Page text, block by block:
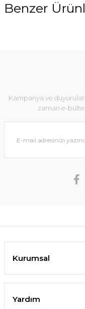
Benzer
Echinodorus small
452,28
Kampanya ve
zaman e-
Kurumsal
Yardım